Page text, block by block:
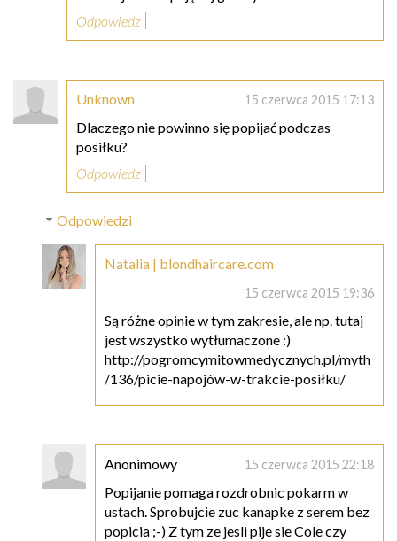
Odpowiedz
Unknown 15 czerwca 2015 17:13
Dlaczego nie powinno się popijać podczas
posiłku?
Odpowiedz
Odpowiedzi
Natalia | blondhaircare.com
15 czerwca 2015 19:36
Są różne opinie w tym zakresie, ale np. tutaj
jest wszystko wytłumaczone :)
http://pogromcymitowmedycznych.pl/myth
/136/picie-napojów-w-trakcie-posiłku/
Anonimowy 15 czerwca 2015 22:18
Popijanie pomaga rozdrobnic pokarm w
ustach. Sprobujcie zuc kanapke z serem bez
popicia ;-) Z tym ze jesli pije sie Cole czy